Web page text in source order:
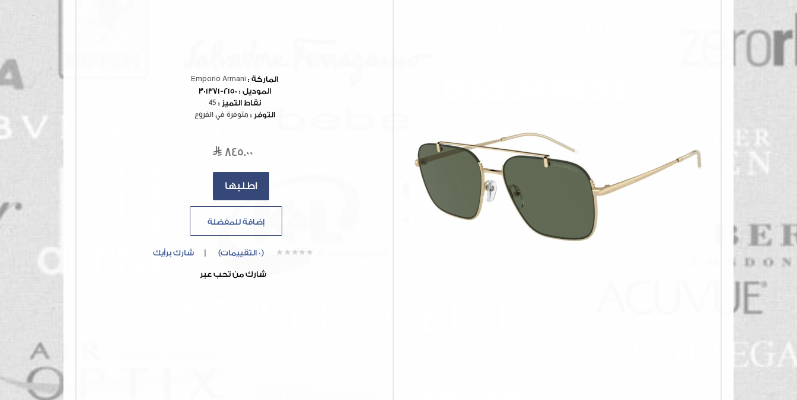
الماركة : Emporio Armani
الموديل : 2150-301371
نقاط التميز :
التوفر : متوفرة في الفروع
845.00
إضافة للمفضلة
(0 التقييمات) شارك برأيك
شارك من تحب عبر